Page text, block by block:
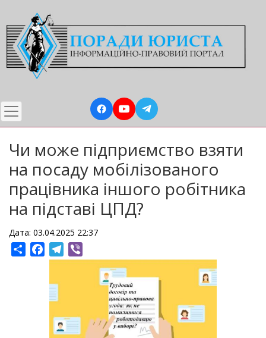
до
основного
вмісту
Чи може підприємство взяти
на посаду мобілізованого
працівника іншого робітника
на підставі ЦПД?
Дата: 03.04.2025 22:37
ShareFacebookTelegram